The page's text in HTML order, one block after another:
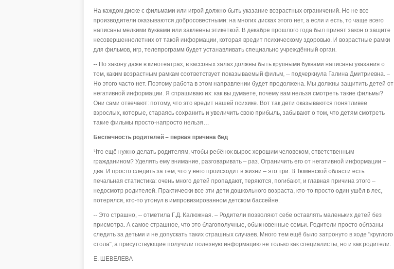
На каждом диске с фильмами или игрой должно быть указание возрастных ограничений. Но не все
производители оказываются добросовестными: на многих дисках этого нет, а если и есть, то чаще всего
написаны мелкими буквами или заклеены этикеткой. В декабре прошлого года был принят закон о защите
несовершеннолетних от такой информации, которая вредит психическому здоровью. И возрастные рамки
для фильмов, игр, телепрограмм будет устанавливать специально учреждённый орган.
-- По закону даже в кинотеатрах, в кассовых залах должны быть крупными буквами написаны указания о
том, каким возрастным рамкам соответствует показываемый фильм, -- подчеркнула Галина Дмитриевна. –
Но этого часто нет. Поэтому работа в этом направлении будет продолжена. Мы должны защитить детей от
негативной информации. Я спрашиваю их: как вы думаете, почему вам нельзя смотреть такие фильмы?
Они сами отвечают: потому, что это вредит нашей психике. Вот так дети оказываются понятливее
взрослых, которые, стараясь сохранить и увеличить свою прибыль, забывают о том, что детям смотреть
такие фильмы просто-напросто нельзя…
Беспечность родителей – первая причина бед
Что ещё нужно делать родителям, чтобы ребёнок вырос хорошим человеком, ответственным
гражданином? Уделять ему внимание, разговаривать – раз. Ограничить его от негативной информации –
два. И просто следить за тем, что у него происходит в жизни – это три. В Тюменской области есть
печальная статистика: очень много детей пропадают, теряются, погибают, и главная причина этого –
недосмотр родителей. Практически все эти дети дошкольного возраста, кто-то просто один ушёл в лес,
потерялся, кто-то утонул в импровизированном детском бассейне.
-- Это страшно, -- отметила Г.Д. Калюжная. – Родители позволяют себе оставлять маленьких детей без
присмотра. А самое страшное, что это благополучные, обыкновенные семьи. Родители просто обязаны
следить за детьми и не допускать таких страшных случаев. Много тем ещё было затронуто в ходе "круглого
стола", а присутствующие получили полезную информацию не только как специалисты, но и как родители.
Е. ШЕВЕЛЕВА